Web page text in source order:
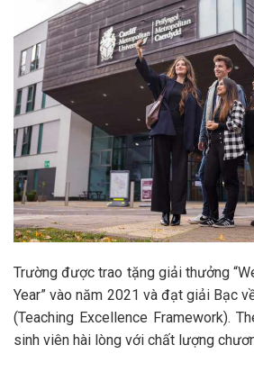
Trường được trao tặng giải thưởng
Year” vào năm 2021 và đạt giải Bạc
(Teaching Excellence Framework).
sinh viên hài lòng với chất lượng